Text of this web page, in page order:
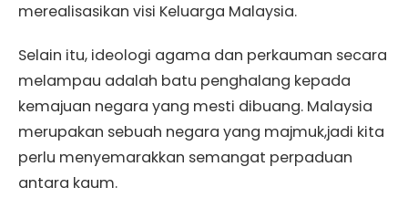
merealisasikan visi Keluarga Malaysia.
Selain itu, ideologi agama dan perkauman secara
melampau adalah batu penghalang kepada
kemajuan negara yang mesti dibuang. Malaysia
merupakan sebuah negara yang majmuk,jadi kita
perlu menyemarakkan semangat perpaduan
antara kaum.